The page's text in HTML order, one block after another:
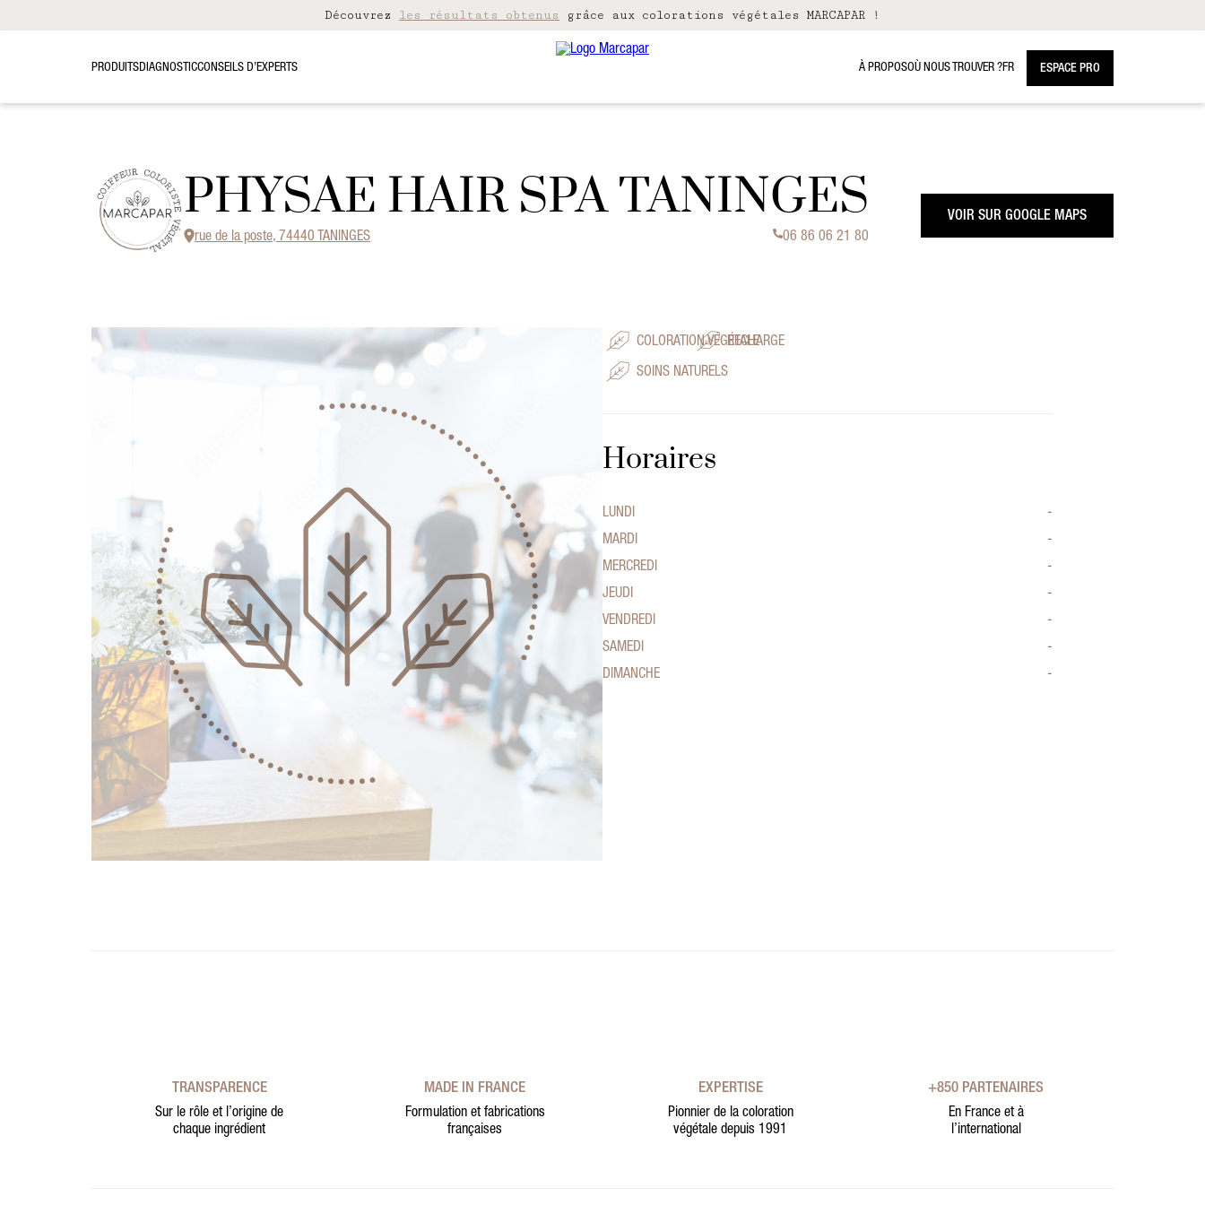
Découvrez les résultats obtenus grâce aux colorations végétales MARCAPAR !
PRODUITSDIAGNOSTICCONSEILS D’EXPERTS À PROPOSOÙ NOUS TROUVER ?FR ESPACE PRO
PHYSAE HAIR SPA TANINGES
rue de la poste, 74440 TANINGES 06 86 06 21 80
VOIR SUR GOOGLE MAPS
COLORATION VÉGÉTALE
RECHARGE
SOINS NATURELS
Horaires
LUNDI
-
MARDI
-
MERCREDI
-
JEUDI
-
VENDREDI
-
SAMEDI
-
DIMANCHE
-
TRANSPARENCE
Sur le rôle et l’origine de
chaque ingrédient
MADE IN FRANCE
Formulation et fabrications
françaises
EXPERTISE
Pionnier de la coloration
végétale depuis 1991
+850 PARTENAIRES
En France et à
l’international